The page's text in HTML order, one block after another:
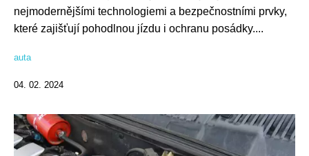
nejmodernějšími technologiemi a bezpečnostními prvky,
které zajišťují pohodlnou jízdu i ochranu posádky....
auta
04. 02. 2024